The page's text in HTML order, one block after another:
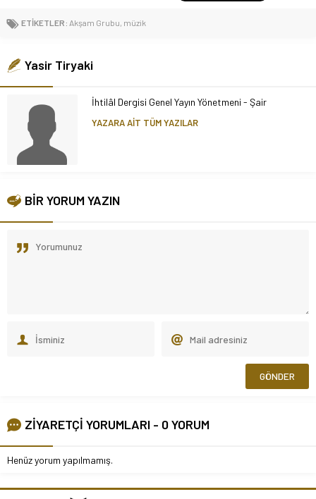
ETİKETLER: Akşam Grubu, müzik
Yasir Tiryaki
İhtilâl Dergisi Genel Yayın Yönetmeni - Şair
YAZARA AİT TÜM YAZILAR
BİR YORUM YAZIN
ZİYARETÇİ YORUMLARI - 0 YORUM
Henüz yorum yapılmamış.